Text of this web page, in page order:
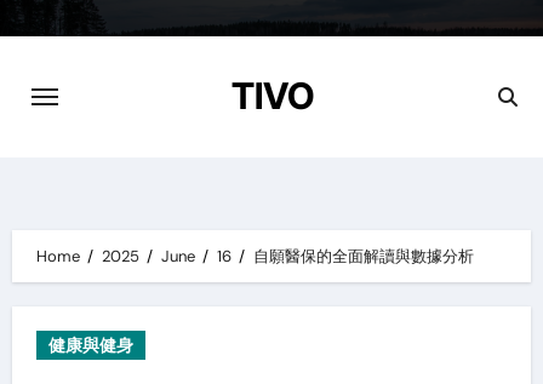
content
TIVO
Home 2025 June 16 自願醫保的全面解讀與數據分析
健康與健身